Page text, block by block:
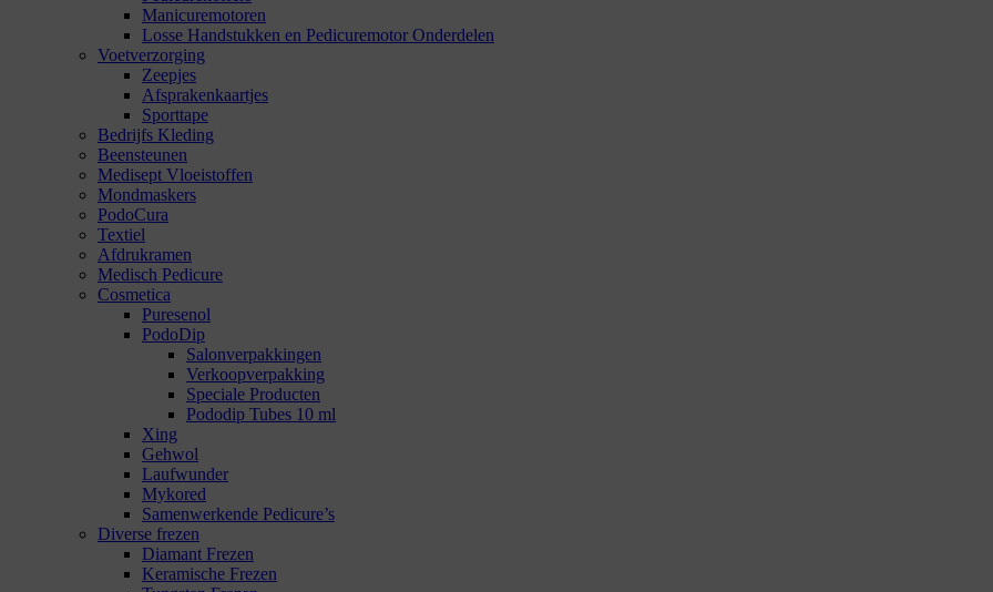
Manicuremotoren
Losse Handstukken en Pedicuremotor Onderdelen
Voetverzorging
Zeepjes
Afsprakenkaartjes
Sporttape
Bedrijfs Kleding
Beensteunen
Medisept Vloeistoffen
Mondmaskers
PodoCura
Textiel
Afdrukramen
Medisch Pedicure
Cosmetica
Puresenol
PodoDip
Salonverpakkingen
Verkoopverpakking
Speciale Producten
Pododip Tubes 10 ml
Xing
Gehwol
Laufwunder
Mykored
Samenwerkende Pedicure’s
Diverse frezen
Diamant Frezen
Keramische Frezen